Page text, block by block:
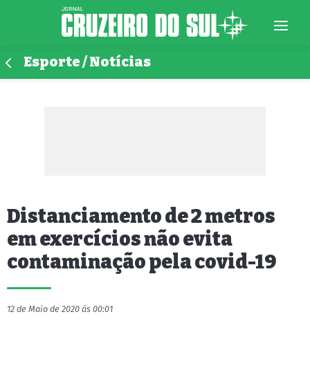
Esporte / Notícias
Distanciamento de 2 metros
em exercícios não evita
contaminação pela covid-19
12 de Maio de 2020 às 00:01